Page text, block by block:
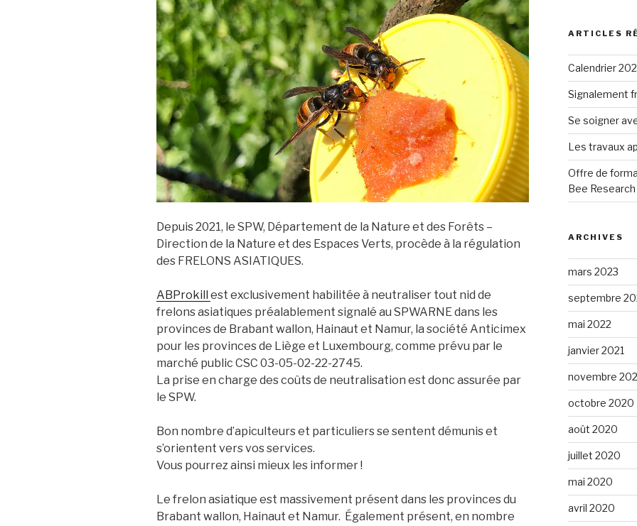
Depuis 2021, le SPW, Département de la Nature et des Forêts –
Direction de la Nature et des Espaces Verts, procède à la régulation
des FRELONS ASIATIQUES.
ABProkill est exclusivement habilitée à neutraliser tout nid de
frelons asiatiques préalablement signalé au SPWARNE dans les
provinces de Brabant wallon, Hainaut et Namur, la société Anticimex
pour les provinces de Liège et Luxembourg, comme prévu par le
marché public CSC 03-05-02-22-2745.
La prise en charge des coûts de neutralisation est donc assurée par
le SPW.
Bon nombre d’apiculteurs et particuliers se sentent démunis et
s’orientent vers vos services.
Vous pourrez ainsi mieux les informer !
Le frelon asiatique est massivement présent dans les provinces du
Brabant wallon, Hainaut et Namur. Également présent, en nombre
:
ARTICLES
Calendrier
Signalement
Se soigner
Les travaux
Offre de
Bee
ARCHIVES
mars 2023
septembre
mai 2022
janvier 2021
novembre
octobre 2020
août 2020
juillet 2020
mai 2020
avril 2020